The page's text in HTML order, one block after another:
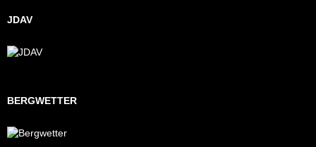
JDAV
BERGWETTER